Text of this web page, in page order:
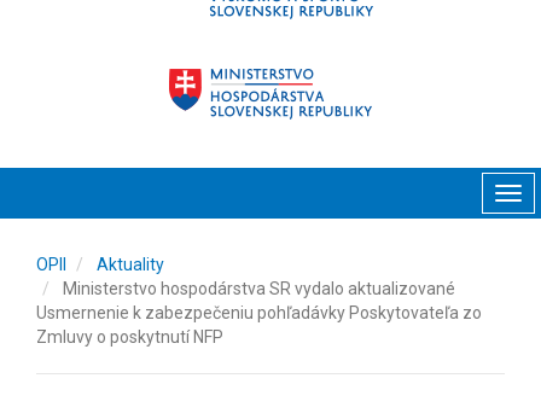
OPII
Aktuality
Ministerstvo hospodárstva SR vydalo aktualizované
Usmernenie k zabezpečeniu pohľadávky Poskytovateľa zo
Zmluvy o poskytnutí NFP